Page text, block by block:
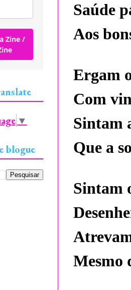
Saúde
Aos
Ergam
Com
Sintam
Que a
Sintam
Mesmo
Zine /
▼
blogue